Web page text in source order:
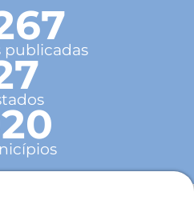
publicadas